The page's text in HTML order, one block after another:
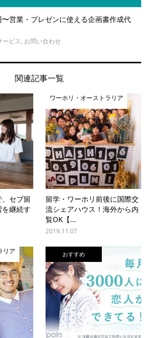
〜営業・プレゼンに使える企画書作成代
ービス, お問い合わせ
関連記事一覧
セブ留
継続す
ワーホリ・オーストラリア
留学・ワーホリ前後に国際交
流シェアハウス！海外から内
覧OK【...
2019.11.07
リア おすすめ